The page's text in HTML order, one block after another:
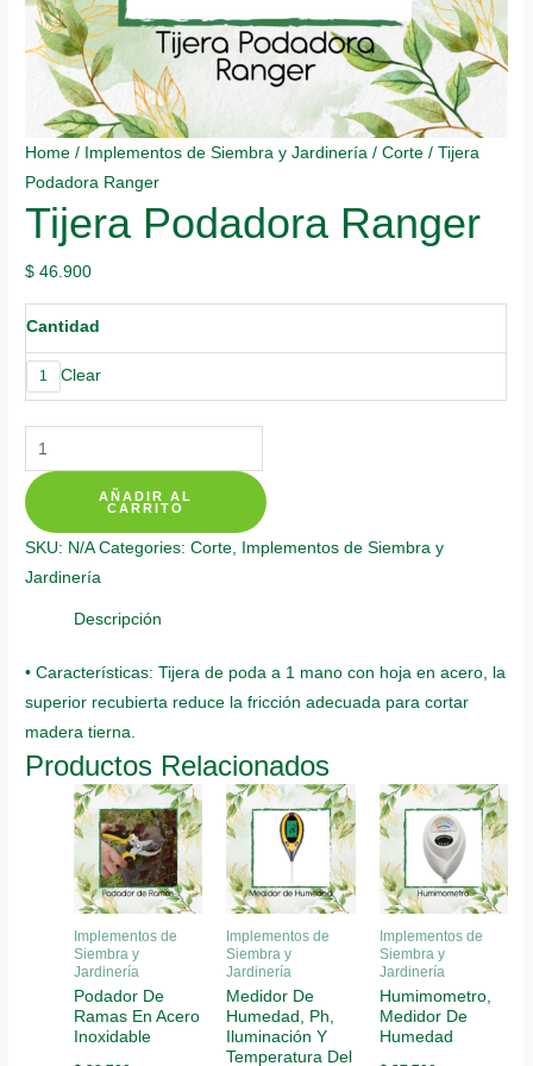
Home / Implementos de Siembra y Jardinería /Corte / Tijera
Podadora Ranger
Tijera Podadora Ranger
$ 46.900
Cantidad
1 Clear
Tijera
Podadora
Ranger
quantity
AÑADIR AL
CARRITO
SKU: N/A Categories:Corte
Implementos de Siembra y
Jardinería
Descripción
• Características: Tijera de poda a 1 mano con hoja en acero, la
superior recubierta reduce la fricción adecuada para cortar
madera tierna.
Productos Relacionados
Implementos de
Siembra y
Jardinería
Podador De
Ramas En Acero
Inoxidable
Implementos de
Siembra y
Jardinería
Medidor De
Humedad, Ph,
Iluminación Y
Temperatura Del
Implementos de
Siembra y
Jardinería
Humimometro,
Medidor De
Humedad